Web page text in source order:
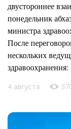
двустороннее
понедельник
министра
После
нескольких
4 августа